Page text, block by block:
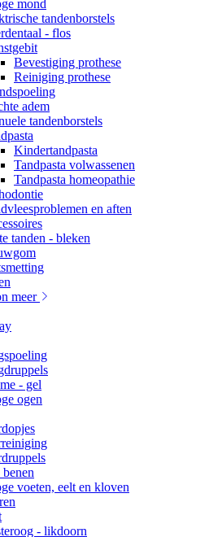
mond
tandenborstels
- flos
Bevestiging prothese
Reiniging prothese
adem
tandenborstels
Kindertandpasta
Tandpasta volwassenen
Tandpasta homeopathie
en aften
tanden - bleken
meer
- gel
ogen
voeten, eelt en kloven
- likdoorn